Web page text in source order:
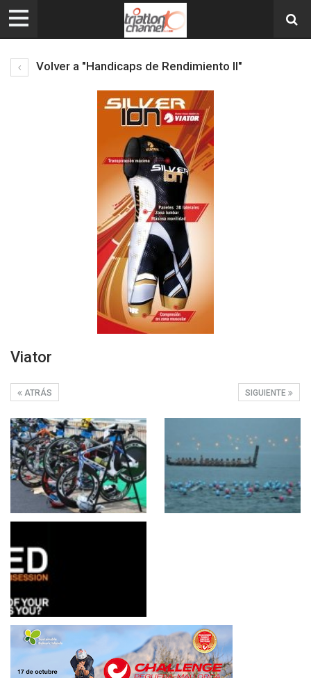
Volver a "Handicaps de Rendimiento II"
Viator
SIGUIENTE
ATRÁS